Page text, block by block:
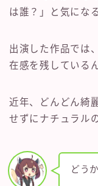
は誰？」と気にな
出演した作品では
在感を残しているん
近年、どんどん綺
せずにナチュラル
どう